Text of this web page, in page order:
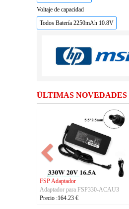
Voltaje de capacidad
Todos Batería 2250mAh 10.8V
ÚLTIMAS NOVEDADES
FSP Adaptador
Adaptador para FSP330-ACAU3
Precio :164.23 €